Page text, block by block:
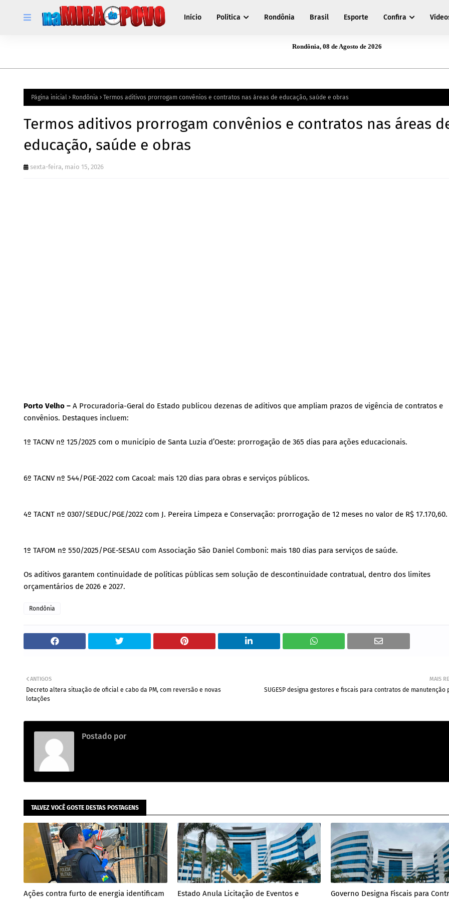
Início Política Rondônia Brasil Esporte Confira
Rondônia, 08 de Agosto de 2026
Página inicial Rondônia Termos aditivos prorrogam convênios e contratos nas áreas de educação, saúde e obras
Termos aditivos prorrogam convênios e contratos nas áreas
educação, saúde e obras
sexta-feira, maio 15, 2026
Porto Velho – A Procuradoria-Geral do Estado publicou dezenas de aditivos que ampliam prazos de vigência de contratos e
convênios. Destaques incluem:
1º TACNV nº 125/2025 com o município de Santa Luzia d’Oeste: prorrogação de 365 dias para ações educacionais.
6º TACNV nº 544/PGE-2022 com Cacoal: mais 120 dias para obras e serviços públicos.
4º TACNT nº 0307/SEDUC/PGE/2022 com J. Pereira Limpeza e Conservação: prorrogação de 12 meses no valor de R$ 17.170,60.
1º TAFOM nº 550/2025/PGE-SESAU com Associação São Daniel Comboni: mais 180 dias para serviços de saúde.
Os aditivos garantem continuidade de políticas públicas sem solução de descontinuidade contratual, dentro dos limites
orçamentários de 2026 e 2027.
Rondônia
MAIS
SUGESP designa gestores e fiscais para contratos de manutenção
ANTIGOS
Decreto altera situação de oficial e cabo da PM, com reversão e novas
lotações
Postado por
TALVEZ VOCÊ GOSTE DESTAS POSTAGENS
Ações contra furto de energia identificam Estado Anula Licitação de Eventos e Governo Designa Fiscais para